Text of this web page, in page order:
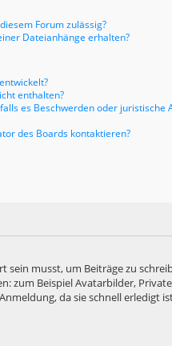
Forum zulässig?
Dateianhänge erhalten?
enthalten?
es Beschwerden oder juristische
des Boards kontaktieren?
musst, um Beiträge zu
zum Beispiel Avatarbilder, Private
da sie schnell erledigt